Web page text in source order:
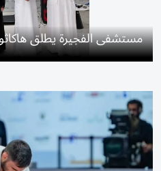
مستشفى الفجيرة يطلق